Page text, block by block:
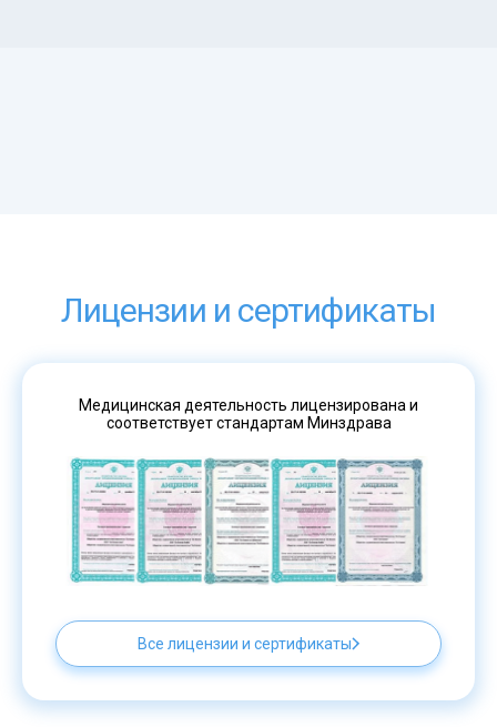
Лицензии и сертификаты
Медицинская деятельность лицензирована и
соответствует стандартам Минздрава
Все лицензии и сертификаты